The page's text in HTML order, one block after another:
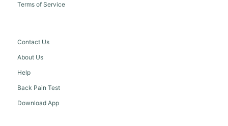
Terms of Service
Contact Us
About Us
Help
Back Pain Test
Download App